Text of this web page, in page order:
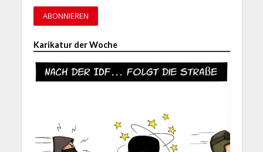
Karikatur der Woche